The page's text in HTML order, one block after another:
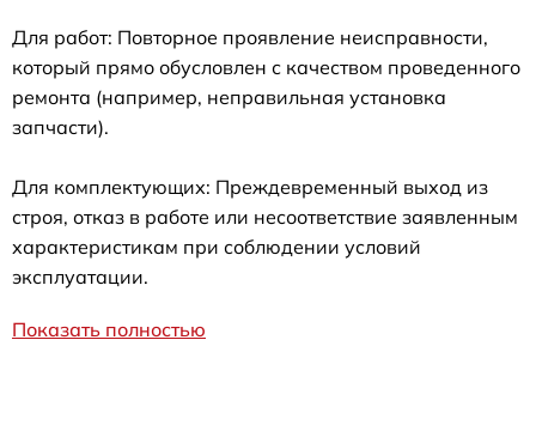
Для работ: Повторное проявление неисправности,
который прямо обусловлен с качеством проведенного
ремонта (например, неправильная установка
запчасти).
Для комплектующих: Преждевременный выход из
строя, отказ в работе или несоответствие заявленным
характеристикам при соблюдении условий
эксплуатации.
Показать полностью